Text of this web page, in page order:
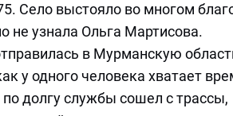
Село выстояло во многом
не узнала Ольга Мартисова.
в Мурманскую
у одного человека хватает
по долгу службы сошел с трассы,